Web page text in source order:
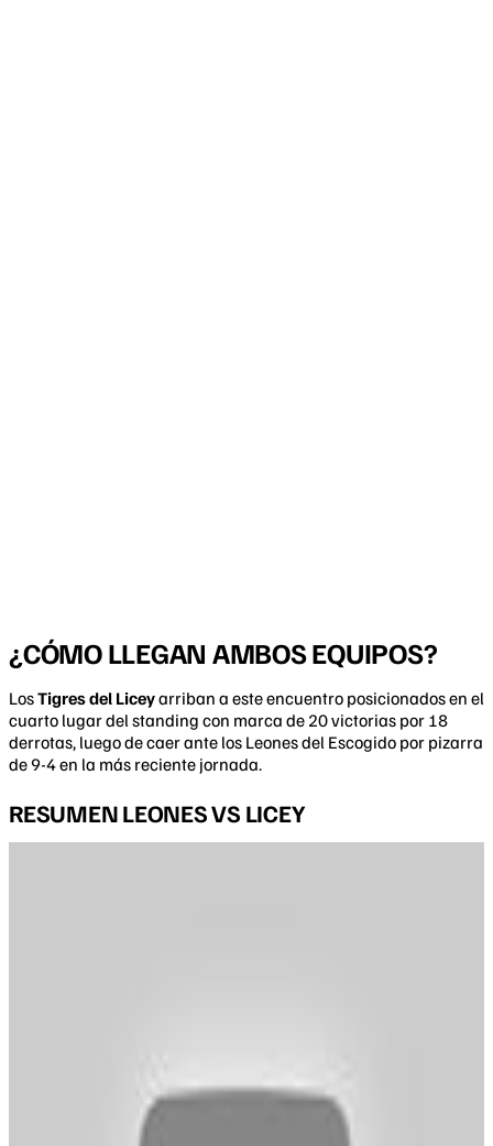
¿CÓMO LLEGAN AMBOS EQUIPOS?
LosTigres del Liceyarriban a este encuentro posicionados en el
cuarto lugar del standing con marca de 20 victorias por 18
derrotas, luego de caer ante los Leones del Escogido por pizarra
de 9-4 en la más reciente jornada.
RESUMEN LEONES VS LICEY